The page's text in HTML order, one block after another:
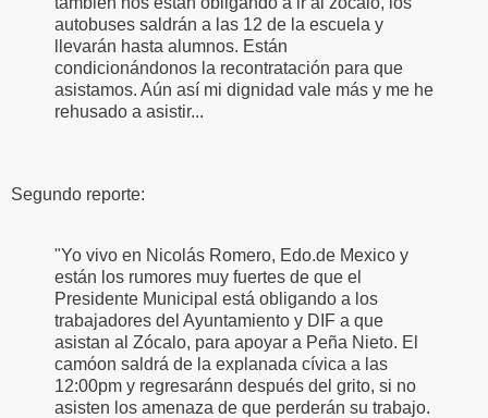
autobuses saldrán a las 12 de la escuela y
llevarán hasta alumnos. Están
condicionándonos la recontratación para que
asistamos. Aún así mi dignidad vale más y me he
rehusado a asistir...
Segundo reporte:
"Yo vivo en Nicolás Romero, Edo.de Mexico y
están los rumores muy fuertes de que el
Presidente Municipal está obligando a los
trabajadores del Ayuntamiento y DIF a que
asistan al Zócalo, para apoyar a Peña Nieto. El
camóon saldrá de la explanada cívica a las
12:00pm y regresaránn después del grito, si no
asisten los amenaza de que perderán su trabajo.